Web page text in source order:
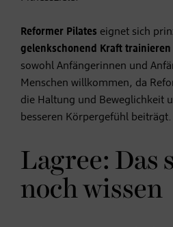
Reformer Pilates eignet sich
gelenkschonend Kraft trainieren
sowohl Anfängerinnen und
Menschen willkommen, da
die Haltung und Beweglichkeit
besseren Körpergefühl beiträgt.
Lagree: Das
noch wissen